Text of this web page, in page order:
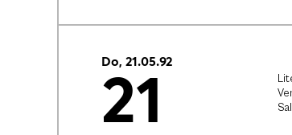
Do, 21.05.92
21